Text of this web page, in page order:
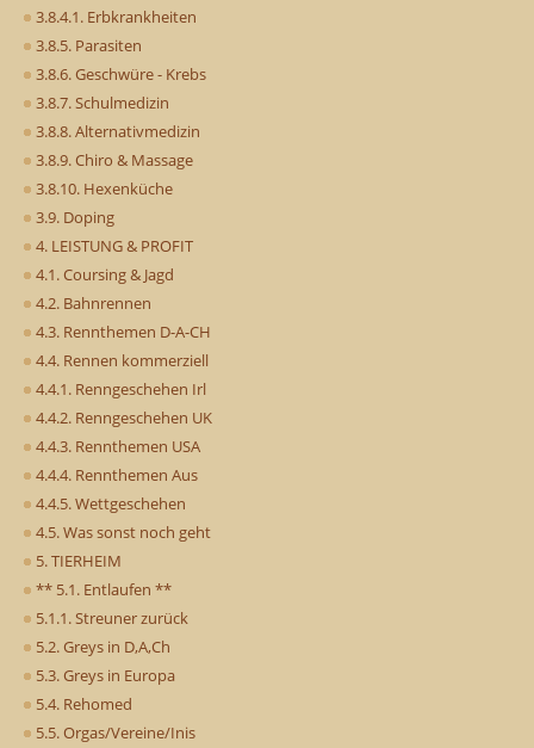
3.8.4.1. Erbkrankheiten
3.8.5. Parasiten
3.8.6. Geschwüre - Krebs
3.8.7. Schulmedizin
3.8.8. Alternativmedizin
3.8.9. Chiro & Massage
3.8.10. Hexenküche
3.9. Doping
4. LEISTUNG & PROFIT
4.1. Coursing & Jagd
4.2. Bahnrennen
4.3. Rennthemen D-A-CH
4.4. Rennen kommerziell
4.4.1. Renngeschehen Irl
4.4.2. Renngeschehen UK
4.4.3. Rennthemen USA
4.4.4. Rennthemen Aus
4.4.5. Wettgeschehen
4.5. Was sonst noch geht
5. TIERHEIM
** 5.1. Entlaufen **
5.1.1. Streuner zurück
5.2. Greys in D,A,Ch
5.3. Greys in Europa
5.4. Rehomed
5.5. Orgas/Vereine/Inis